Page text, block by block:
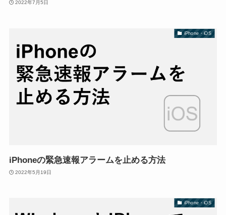
2022年7月5日
iPhone・iOS
iPhoneの緊急速報アラームを止める方法
2022年5月19日
iPhone・iOS